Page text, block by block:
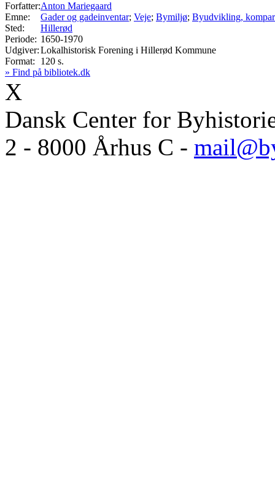
Forfatter:Anton Mariegaard
Emne:
Gader og gadeinventar; Veje; Bymiljø; Byudvikling,
Sted:
Hillerød
Periode: 1650-1970
Udgiver:Lokalhistorisk Forening i Hillerød Kommune
Format:
120 s.
» Find på bibliotek.dk
X
Dansk Center for
2 - 8000 Århus C -